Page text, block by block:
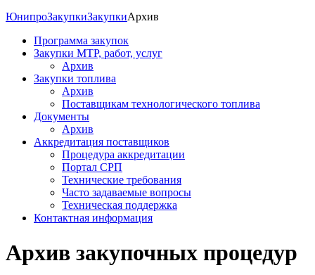
ЮнипроЗакупкиЗакупкиАрхив
Программа закупок
Закупки МТР, работ, услуг
Архив
Закупки топлива
Архив
Поставщикам технологического топлива
Документы
Архив
Аккредитация поставщиков
Процедура аккредитации
Портал СРП
Технические требования
Часто задаваемые вопросы
Техническая поддержка
Контактная информация
Архив закупочных процедур